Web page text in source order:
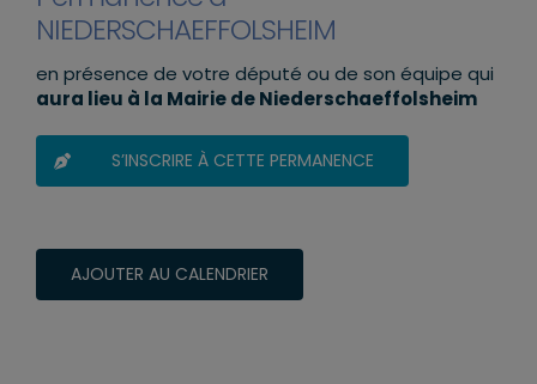
NIEDERSCHAEFFOLSHEIM
en présence de votre député ou de son équipe qui
aura lieu à la Mairie de Niederschaeffolsheim
S’INSCRIRE À CETTE PERMANENCE
AJOUTER AU CALENDRIER